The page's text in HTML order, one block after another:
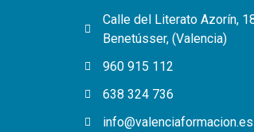
Calle del Literato Azorín,
Benetússer, (Valencia)
960 915 112
638 324 736
info@valenciaformacion.es